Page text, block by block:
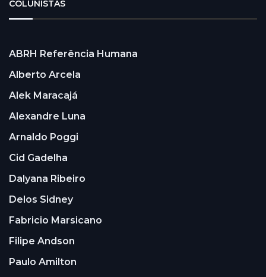
COLUNISTAS
ABRH Referência Humana
Alberto Arcela
Alek Maracajá
Alexandre Luna
Arnaldo Poggi
Cid Gadelha
Dalyana Ribeiro
Delos Sidney
Fabricio Marsicano
Filipe Andson
Paulo Amilton